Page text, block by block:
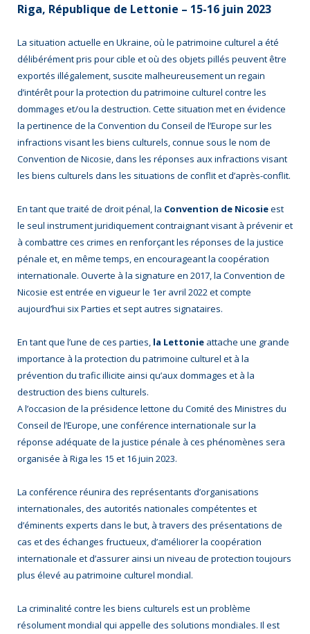
Riga, République de Lettonie – 15-16 juin 2023
La situation actuelle en Ukraine, où le patrimoine culturel a été
délibérément pris pour cible et où des objets pillés peuvent être
exportés illégalement, suscite malheureusement un regain
d’intérêt pour la protection du patrimoine culturel contre les
dommages et/ou la destruction. Cette situation met en évidence
la pertinence de la Convention du Conseil de l’Europe sur les
infractions visant les biens culturels, connue sous le nom de
Convention de Nicosie, dans les réponses aux infractions visant
les biens culturels dans les situations de conflit et d’après-conflit.
En tant que traité de droit pénal, la Convention de Nicosieest
le seul instrument juridiquement contraignant visant à prévenir et
à combattre ces crimes en renforçant les réponses de la justice
pénale et, en même temps, en encourageant la coopération
internationale. Ouverte à la signature en 2017, la Convention de
Nicosie est entrée en vigueur le 1er avril 2022 et compte
aujourd’hui six Parties et sept autres signataires.
En tant que l’une de ces parties, la Lettonie attache une grande
importance à la protection du patrimoine culturel et à la
prévention du trafic illicite ainsi qu’aux dommages et à la
destruction des biens culturels.
A l’occasion de la présidence lettone du Comité des Ministres du
Conseil de l’Europe, une conférence internationale sur la
réponse adéquate de la justice pénale à ces phénomènes sera
organisée à Riga les 15 et 16 juin 2023.
La conférence réunira des représentants d’organisations
internationales, des autorités nationales compétentes et
d’éminents experts dans le but, à travers des présentations de
cas et des échanges fructueux, d’améliorer la coopération
internationale et d’assurer ainsi un niveau de protection toujours
plus élevé au patrimoine culturel mondial.
La criminalité contre les biens culturels est un problème
résolument mondial qui appelle des solutions mondiales. Il est